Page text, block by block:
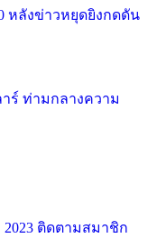
หลังข่าวหยุดยิงกดดัน
ร์ ท่ามกลางความ
ติดตามสมาชิก